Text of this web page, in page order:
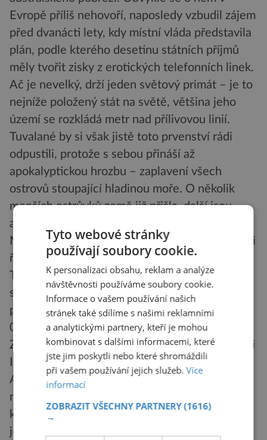
Evropě příliš nehovoří, naposledy vzbudil zájem
před dvanácti lety, kdy místní vláda představila
plán, podle kterého desetinu státních příjmů
měly tvořit zisky z erotických telefonních linek.
Ač je nevelký, drží jeden světový primát – je to
nejníže položený stát na světě, většina jeho
území se rozkládá metr nad přílivovou linií.
Tuvalané by si však jistě toto prvenství rádi
odpustili, protože s sebou přináší až
apokalyptickou hrozbu – zaplavení všech
ostrovů stoupající hladinou moře. O několik
menších ostrůvků země již přišla, další jsou
akutně ohrožené.
Místní vláda si je problému vědoma a hodlá jej i
řešit. Od roku 2002 již některé obyvatele
Tuvalu přijímá Nový Zéland. Ovšem připravují
se i katastrofické scénáře, které počítají s
přestěhováním celé tuvalské populace (cca 11
000 lidí) jinam. Zde se mluví zejména o Novém
Zélandu nebo Austrálii. Tuvalský premiér Apisai
Ielemia již v srpnu loňského roku tajně navštívil
Austrálii. Jeho cesta se však nakonec neutajila,
nicméně obě strany odmítly průběh setkání
komentovat. Podle samotných obyvatel Tuvalu
je téměř jisté, že jejich předseda vlády jednal v
Tyto webové stránky
používají soubory cookie.
K personalizaci obsahu, reklam a analýze
návštěvnosti používáme soubory cookie.
Informace o vašem používání našich
stránek také sdílíme s našimi reklamními
a analytickými partnery, kteří je mohou
kombinovat s dalšími informacemi, které
jste jim poskytli nebo které shromáždili
při vašem používání jejich služeb.Více
informací
ZOBRAZIT VŠECHNY PARTNERY(1616)
→